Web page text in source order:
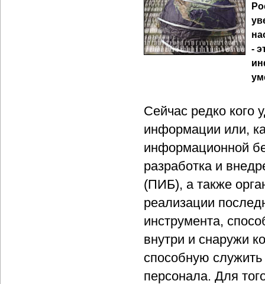
-
Сейчас редко кого
информации или,
информационной
разработка и
(ПИБ), а также
реализации
инструмента,
внутри и снаружи
способную
персонала. Для